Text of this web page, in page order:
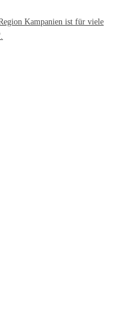
Kampanien ist für viele